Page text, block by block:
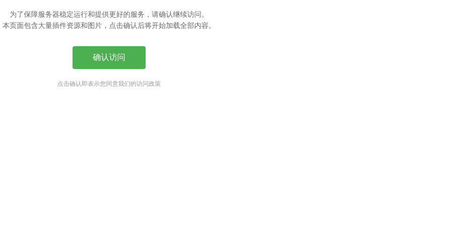
为了保障服务器稳定运行和提供更好的服务，请确认继续访问。
本页面包含大量插件资源和图片，点击确认后将开始加载全部内容。
确认访问
点击确认即表示您同意我们的访问政策